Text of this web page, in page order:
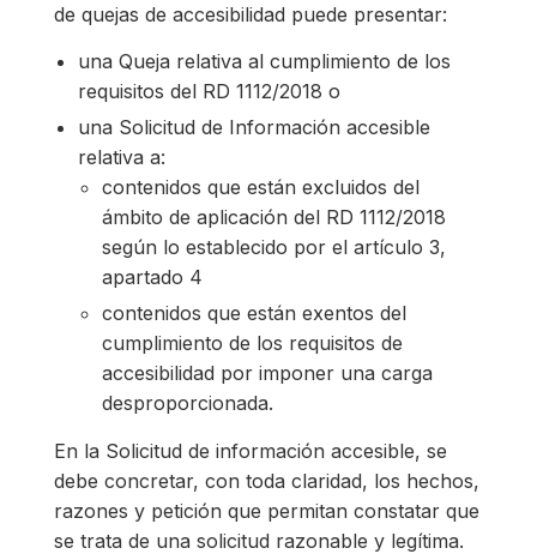
de quejas de accesibilidad puede presentar:
una Queja relativa al cumplimiento de los
requisitos del RD 1112/2018 o
una Solicitud de Información accesible
relativa a:
contenidos que están excluidos del
ámbito de aplicación del RD 1112/2018
según lo establecido por el artículo 3,
apartado 4
contenidos que están exentos del
cumplimiento de los requisitos de
accesibilidad por imponer una carga
desproporcionada.
En la Solicitud de información accesible, se
debe concretar, con toda claridad, los hechos,
razones y petición que permitan constatar que
se trata de una solicitud razonable y legítima.